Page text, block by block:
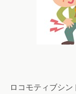
ロコモティブシ